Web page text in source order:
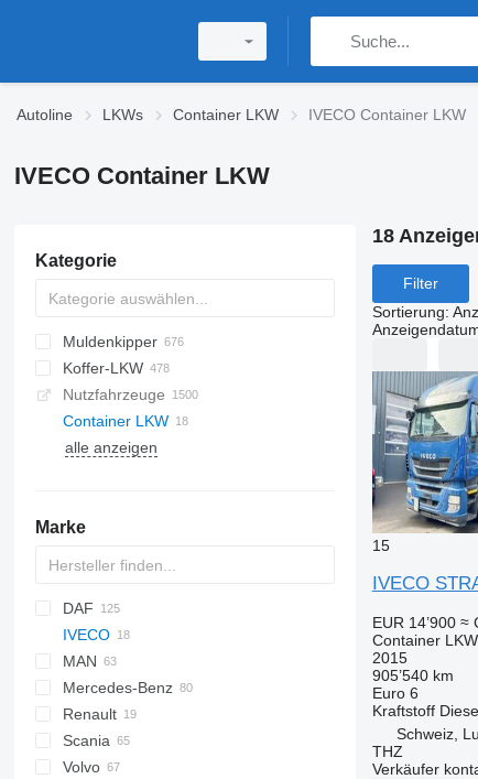
Autoline LKWs Container LKW IVECO Container LKW
IVECO Container LKW
Kategorie
Muldenkipper
Koffer-LKW
Nutzfahrzeuge
Container LKW
alle anzeigen
Marke
DAF
CF
LF
XF
XG
YA
IVECO
EuroCargo
EuroCargo 150
S-Way
S-Way 500
Stralis
Stralis 260
Stralis 420
MAN
NL series
TGA
TGM
TGS
Mercedes-Benz
Actros
Antos
Arocs
Renault
D-series
Midlum
Scania
G-series
371
Volvo
18
Filter
Sortierung:
15
IVECO
EUR 14’900 ≈
Container LKW
2015
905’540 km
Euro 6
Kraftstoff
Schweiz,
THZ
Verkäufer